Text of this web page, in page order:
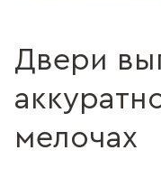
Двери
мелочах